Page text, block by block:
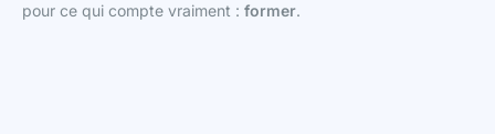
pour ce qui compte vraiment : former.